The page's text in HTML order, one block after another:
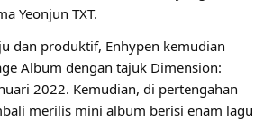
Yeonjun TXT.
dan produktif, Enhypen kemudian
Album dengan tajuk Dimension:
2022. Kemudian, di pertengahan
merilis mini album berisi enam lagu